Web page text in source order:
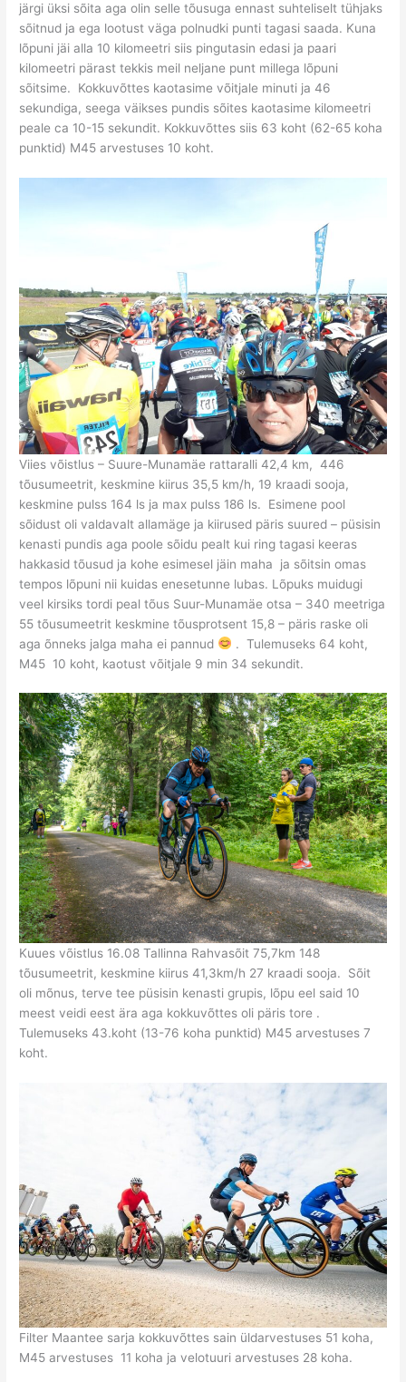
järgi üksi sõita aga olin selle tõusuga ennast suhteliselt tühjaks
sõitnud ja ega lootust väga polnudki punti tagasi saada. Kuna
lõpuni jäi alla 10 kilomeetri siis pingutasin edasi ja paari
kilomeetri pärast tekkis meil neljane punt millega lõpuni
sõitsime. Kokkuvõttes kaotasime võitjale minuti ja 46
sekundiga, seega väikses pundis sõites kaotasime kilomeetri
peale ca 10-15 sekundit. Kokkuvõttes siis 63 koht (62-65 koha
punktid) M45 arvestuses 10 koht.
Viies võistlus – Suure-Munamäe rattaralli 42,4 km, 446
tõusumeetrit, keskmine kiirus 35,5 km/h, 19 kraadi sooja,
keskmine pulss 164 ls ja max pulss 186 ls. Esimene pool
sõidust oli valdavalt allamäge ja kiirused päris suured – püsisin
kenasti pundis aga poole sõidu pealt kui ring tagasi keeras
hakkasid tõusud ja kohe esimesel jäin maha ja sõitsin omas
tempos lõpuni nii kuidas enesetunne lubas. Lõpuks muidugi
veel kirsiks tordi peal tõus Suur-Munamäe otsa – 340 meetriga
55 tõusumeetrit keskmine tõusprotsent 15,8 – päris raske oli
aga õnneks jalga maha ei pannud
. Tulemuseks 64 koht,
M45 10 koht, kaotust võitjale 9 min 34 sekundit.
Kuues võistlus 16.08 Tallinna Rahvasõit 75,7km 148
tõusumeetrit, keskmine kiirus 41,3km/h 27 kraadi sooja. Sõit
oli mõnus, terve tee püsisin kenasti grupis, lõpu eel said 10
meest veidi eest ära aga kokkuvõttes oli päris tore .
Tulemuseks 43.koht (13-76 koha punktid) M45 arvestuses 7
koht.
Filter Maantee sarja kokkuvõttes sain üldarvestuses 51 koha,
M45 arvestuses 11 koha ja velotuuri arvestuses 28 koha.